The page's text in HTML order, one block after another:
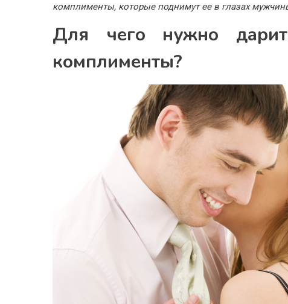
комплименты, которые поднимут ее в глазах
Для чего нужно
комплименты?